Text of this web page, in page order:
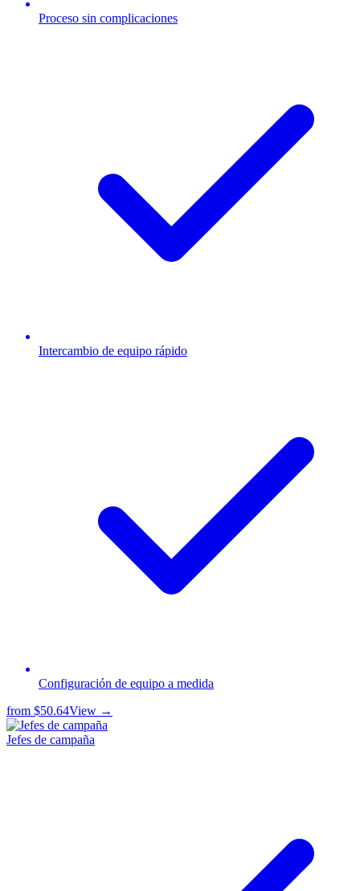
Proceso sin complicaciones
Intercambio de equipo rápido
Configuración de equipo a medida
from $50.64View →
Jefes de campaña